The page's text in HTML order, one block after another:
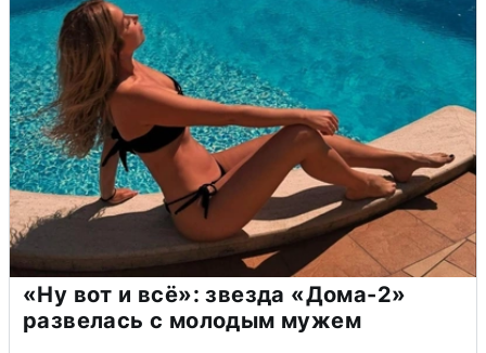
«Ну вот и всё»: звезда «Дома-2»
развелась с молодым мужем